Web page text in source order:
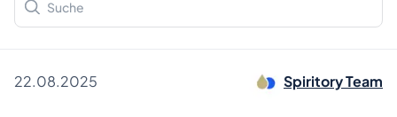
22.08.2025 Spiritory Team